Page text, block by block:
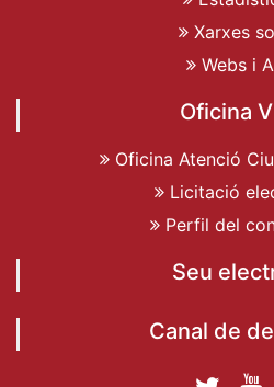
Xarxes
Webs i
Oficina
Oficina Atenció
Licitació
Perfil del
Seu
Canal de